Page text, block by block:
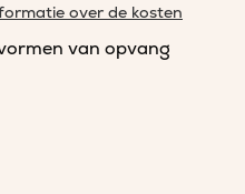
over de kosten
van opvang